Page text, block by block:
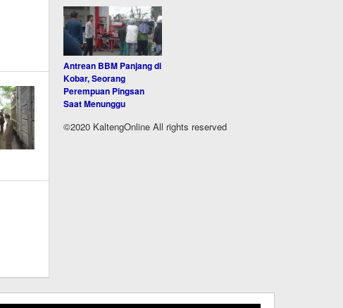
Antrean BBM Panjang di
Kobar, Seorang
Perempuan Pingsan
Saat Menunggu
©2020 KaltengOnline All rights reserved